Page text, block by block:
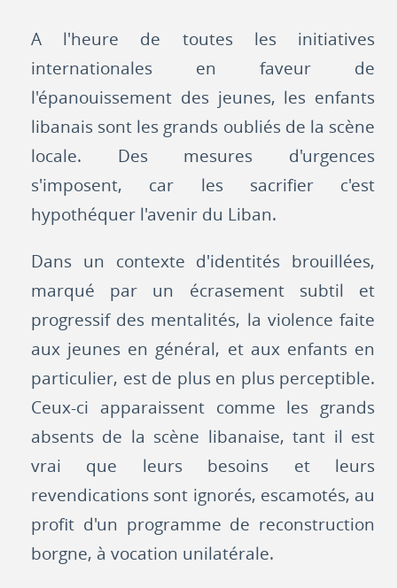
A l'heure de toutes les initiatives
internationales en faveur de
l'épanouissement des jeunes, les enfants
libanais sont les grands oubliés de la scène
locale. Des mesures d'urgences
s'imposent, car les sacrifier c'est
hypothéquer l'avenir du Liban.
Dans un contexte d'identités brouillées,
marqué par un écrasement subtil et
progressif des mentalités, la violence faite
aux jeunes en général, et aux enfants en
particulier, est de plus en plus perceptible.
Ceux-ci apparaissent comme les grands
absents de la scène libanaise, tant il est
vrai que leurs besoins et leurs
revendications sont ignorés, escamotés, au
profit d'un programme de reconstruction
borgne, à vocation unilatérale.